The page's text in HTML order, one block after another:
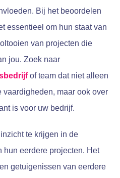
Bij het beoordelen
essentieel om hun staat van
van projecten die
jou. Zoek naar
of team dat niet alleen
vaardigheden, maar ook over
is voor uw bedrijf.
te krijgen in de
hun eerdere projecten. Het
getuigenissen van eerdere